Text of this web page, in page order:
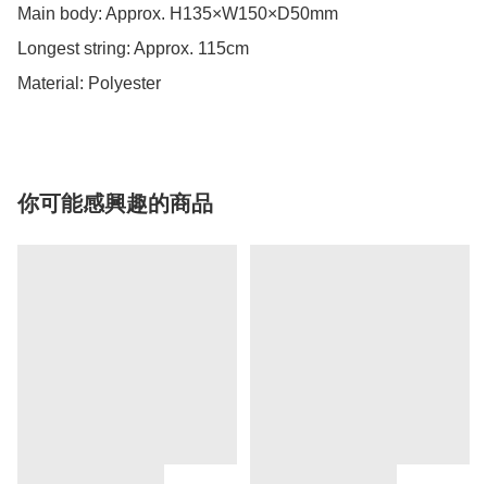
Main body: Approx. H135×W150×D50mm
Longest string: Approx. 115cm
Material: Polyester
你可能感興趣的商品